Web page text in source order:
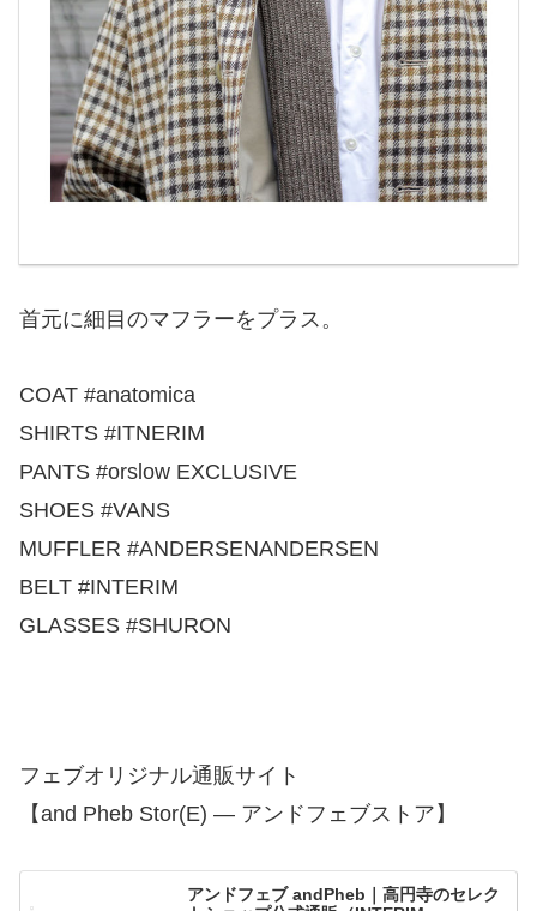
首元に細目のマフラーをプラス。
COAT #anatomica
SHIRTS #ITNERIM
PANTS #orslow EXCLUSIVE
SHOES #VANS
MUFFLER #ANDERSENANDERSEN
BELT #INTERIM
GLASSES #SHURON
フェブオリジナル通販サイト
【and Pheb Stor(E) — アンドフェブストア】
アンドフェブ andPheb｜高円寺のセレク